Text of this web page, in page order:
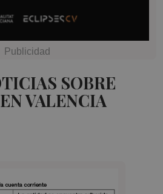
SOBRE
VALENCIA